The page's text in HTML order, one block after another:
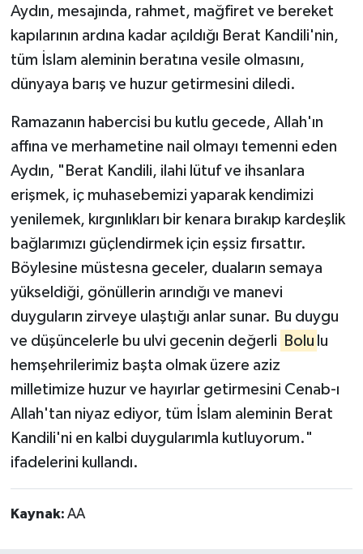
Aydın, mesajında, rahmet, mağfiret ve bereket
kapılarının ardına kadar açıldığı Berat Kandili'nin,
tüm İslam aleminin beratına vesile olmasını,
dünyaya barış ve huzur getirmesini diledi.
Ramazanın habercisi bu kutlu gecede, Allah'ın
affına ve merhametine nail olmayı temenni eden
Aydın, "Berat Kandili, ilahi lütuf ve ihsanlara
erişmek, iç muhasebemizi yaparak kendimizi
yenilemek, kırgınlıkları bir kenara bırakıp kardeşlik
bağlarımızı güçlendirmek için eşsiz fırsattır.
Böylesine müstesna geceler, duaların semaya
yükseldiği, gönüllerin arındığı ve manevi
duyguların zirveye ulaştığı anlar sunar. Bu duygu
ve düşüncelerle bu ulvi gecenin değerli
Bolu lu
hemşehrilerimiz başta olmak üzere aziz
milletimize huzur ve hayırlar getirmesini Cenab-ı
Allah'tan niyaz ediyor, tüm İslam aleminin Berat
Kandili'ni en kalbi duygularımla kutluyorum."
ifadelerini kullandı.
Kaynak: AA